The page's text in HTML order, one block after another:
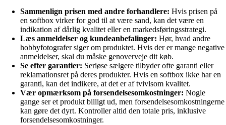
Sammenlign prisen med andre forhandlere: Hvis prisen på
en softbox virker for god til at være sand, kan det være en
indikation af dårlig kvalitet eller en markedsføringsstrategi.
Læs anmeldelser og kundeanbefalinger: Hør, hvad andre
hobbyfotografer siger om produktet. Hvis der er mange negative
anmeldelser, skal du måske genoverveje dit køb.
Se efter garantier: Seriøse sælgere tilbyder ofte garanti eller
reklamationsret på deres produkter. Hvis en softbox ikke har en
garanti, kan det indikere, at det er af tvivlsom kvalitet.
Vær opmærksom på forsendelsesomkostninger: Nogle
gange ser et produkt billigt ud, men forsendelsesomkostningerne
kan gøre det dyrt. Kontroller altid den totale pris, inklusive
forsendelsesomkostninger.